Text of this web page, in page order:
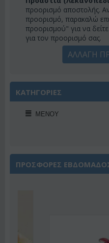
προορισμό αποστολής.
προορισμό, παρακαλώ
προορισμού" για να
για τον προορισμό σας.
ΑΛΛΑΓΗ
ΚΑΤΗΓΟΡΙΕΣ
ΜΕΝΟΎ
ΠΡΟΣΦΟΡΕΣ